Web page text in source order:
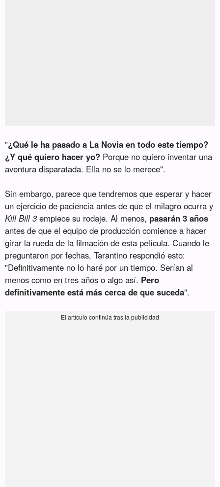
"¿Qué le ha pasado a La Novia en todo este tiempo?
¿Y qué quiero hacer yo? Porque no quiero inventar una
aventura disparatada. Ella no se lo merece".
Sin embargo, parece que tendremos que esperar y hacer
un ejercicio de paciencia antes de que el milagro ocurra y
Kill Bill 3empiece su rodaje. Al menos, pasarán 3 años
antes de que el equipo de producción comience a hacer
girar la rueda de la filmación de esta película. Cuando le
preguntaron por fechas, Tarantino respondió esto:
"Definitivamente no lo haré por un tiempo. Serían al
menos como en tres años o algo así. Pero
definitivamente está más cerca de que suceda".